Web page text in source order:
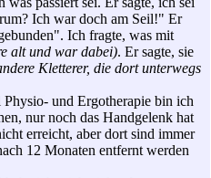
Ich war doch am Seil!" Er
Ich fragte, was mit
alt und war dabei). Er sagte, sie
Kletterer, die dort unterwegs
und Ergotherapie bin ich
nur noch das Handgelenk hat
erreicht, aber dort sind immer
12 Monaten entfernt werden